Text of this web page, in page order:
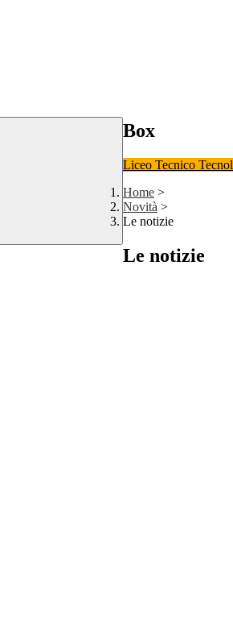
Box
Liceo Tecnico
Home >
Novità >
Le notizie
Le notizie